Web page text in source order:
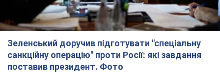
Зеленський доручив підготувати "спеціальну
санкційну операцію" проти Росії: які завдання
поставив президент. Фото